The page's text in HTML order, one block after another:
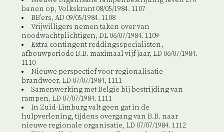
banen op, Volkskrant 08/05/1984. 1107
BB’ers, AD 09/05/1984. 1108
Vrijwilligers nemen taken over van
noodwachtplichtigen, DL 06/07/1984. 1109
Extra contingent reddingsspecialisten,
afbouwperiode B.B. maximaal vijf jaar, LD 06/07/1984.
1110
Nieuwe perspectief voor regionalisatie
brandweer, LD 07/07/1984, 1111
Samenwerking met België bij bestrijding van
rampen, LD 07/07/1984. 1111
In Zuid-Limburg valt geen gat in de
hulpverlening, tijdens overgang van B.B. naar
nieuwe regionale organisatie, LD 07/07/1984. 1112